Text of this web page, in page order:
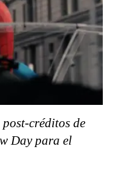
créditos de
Day para el